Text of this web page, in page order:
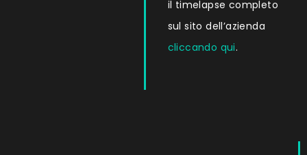
il timelapse completo
sul sito dell’azienda
cliccando qui.